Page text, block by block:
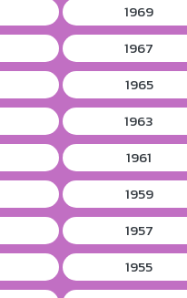
1969
1967
1965
1963
1961
1959
1957
1955